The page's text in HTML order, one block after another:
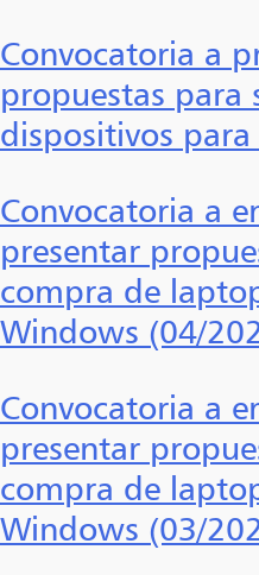
Convocatoria a
propuestas para
dispositivos para
Convocatoria a
presentar
compra de
Windows (04/
Convocatoria a
presentar
compra de
Windows (03/